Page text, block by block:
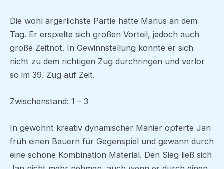
Die wohl ärgerlichste Partie hatte Marius an dem
Tag. Er erspielte sich großen Vorteil, jedoch auch
große Zeitnot. In Gewinnstellung konnte er sich
nicht zu dem richtigen Zug durchringen und verlor
so im 39. Zug auf Zeit.
Zwischenstand: 1 – 3
In gewohnt kreativ dynamischer Manier opferte Jan
früh einen Bauern für Gegenspiel und gewann durch
eine schöne Kombination Material. Den Sieg ließ sich